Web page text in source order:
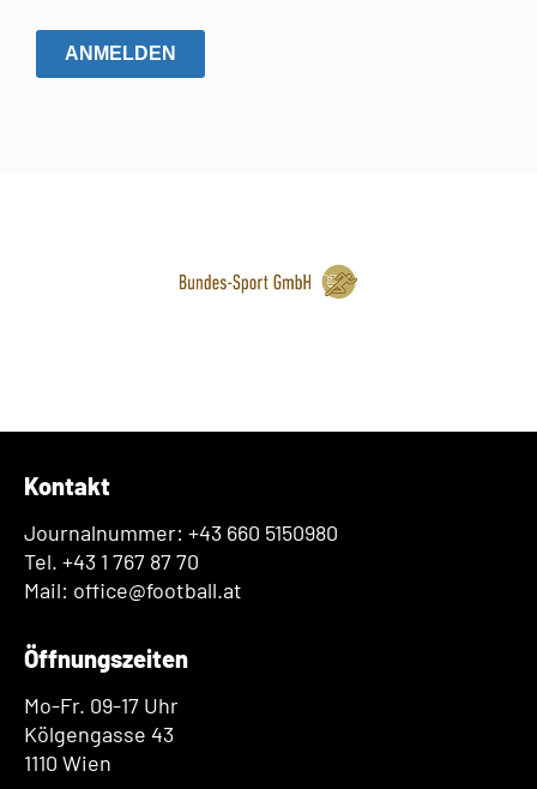
ANMELDEN
Kontakt
Journalnummer: +43 660 5150980
Tel. +43 1 767 87 70
Mail: office@football.at
Öffnungszeiten
Mo-Fr. 09-17 Uhr
Kölgengasse 43
1110 Wien